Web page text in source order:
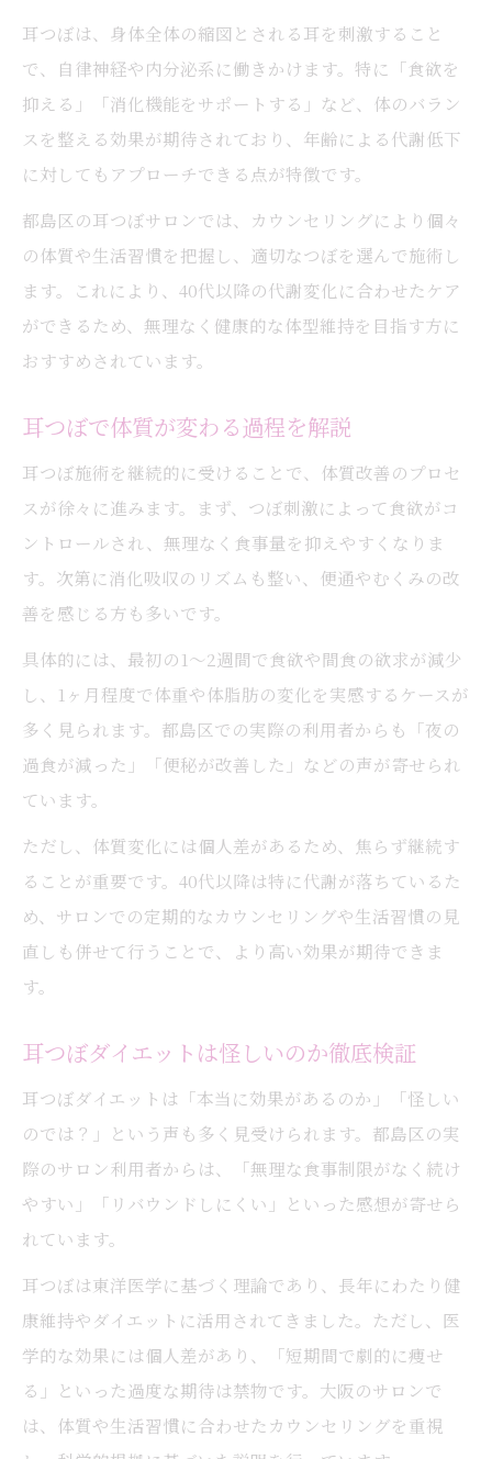
耳つぼ施術で変わる食欲と体質のポイント
耳つぼ施術の通いやすさと継続のコツ
年齢変化に強い耳つぼの働きとは何か
耳つぼが年齢変化に強い理由を徹底分析
耳つぼ施術で維持できるホルモンバランス
耳つぼの刺激で得られる痩身効果の特徴
耳つぼで年齢による代謝低下をサポート
耳つぼを活かした継続的な健康管理法
都島区で受ける耳つぼダイエット体験談
耳つぼ施術の流れとカウンセリング内容
耳つぼダイエットの効果が出る期間とは
耳つぼ体験者の口コミと安心ポイント
耳つぼジュエリーの美容効果に注目
耳つぼジュエリーと痩身の関係性とは
耳つぼジュエリーが人気の理由を解説
耳つぼジュエリーで手軽に美容ケア
耳つぼは、身体全体の縮図とされる耳を刺激すること
で、自律神経や内分泌系に働きかけます。特に「食欲を
抑える」「消化機能をサポートする」など、体のバラン
スを整える効果が期待されており、年齢による代謝低下
に対してもアプローチできる点が特徴です。
都島区の耳つぼサロンでは、カウンセリングにより個々
の体質や生活習慣を把握し、適切なつぼを選んで施術し
ます。これにより、40代以降の代謝変化に合わせたケア
ができるため、無理なく健康的な体型維持を目指す方に
おすすめされています。
耳つぼで体質が変わる過程を解説
耳つぼ施術を継続的に受けることで、体質改善のプロセ
スが徐々に進みます。まず、つぼ刺激によって食欲がコ
ントロールされ、無理なく食事量を抑えやすくなりま
す。次第に消化吸収のリズムも整い、便通やむくみの改
善を感じる方も多いです。
具体的には、最初の1〜2週間で食欲や間食の欲求が減少
し、1ヶ月程度で体重や体脂肪の変化を実感するケースが
多く見られます。都島区での実際の利用者からも「夜の
過食が減った」「便秘が改善した」などの声が寄せられ
ています。
ただし、体質変化には個人差があるため、焦らず継続す
ることが重要です。40代以降は特に代謝が落ちているた
め、サロンでの定期的なカウンセリングや生活習慣の見
直しも併せて行うことで、より高い効果が期待できま
す。
耳つぼダイエットは怪しいのか徹底検証
耳つぼダイエットは「本当に効果があるのか」「怪しい
のでは？」という声も多く見受けられます。都島区の実
際のサロン利用者からは、「無理な食事制限がなく続け
やすい」「リバウンドしにくい」といった感想が寄せら
れています。
耳つぼは東洋医学に基づく理論であり、長年にわたり健
康維持やダイエットに活用されてきました。ただし、医
学的な効果には個人差があり、「短期間で劇的に痩せ
る」といった過度な期待は禁物です。大阪のサロンで
は、体質や生活習慣に合わせたカウンセリングを重視